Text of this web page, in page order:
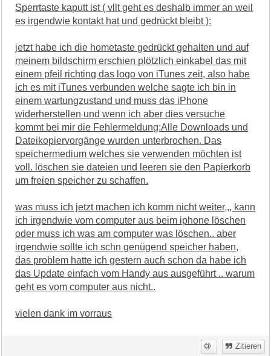
Sperrtaste kaputt ist ( vllt geht es deshalb immer an weil
es irgendwie kontakt hat und gedrückt bleibt ):
jetzt habe ich die hometaste gedrückt gehalten und auf
meinem bildschirm erschien plötzlich einkabel das mit
einem pfeil richting das logo von iTunes zeit, also habe
ich es mit iTunes verbunden welche sagte ich bin in
einem wartungzustand und muss das iPhone
widerherstellen und wenn ich aber dies versuche
kommt bei mir die Fehlermeldung:Alle Downloads und
Dateikopiervorgänge wurden unterbrochen. Das
speichermedium welches sie verwenden möchten ist
voll. löschen sie dateien und leeren sie den Papierkorb
um freien speicher zu schaffen.
was muss ich jetzt machen ich komm nicht weiter,,, kann
ich irgendwie vom computer aus beim iphone löschen
oder muss ich was am computer was löschen.. aber
irgendwie sollte ich schn genügend speicher haben,
das problem hatte ich gestern auch schon da habe ich
das Update einfach vom Handy aus ausgeführt .. warum
geht es vom computer aus nicht..
vielen dank im vorraus
Zitieren